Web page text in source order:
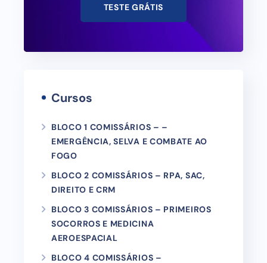
TESTE GRÁTIS
Cursos
BLOCO 1 COMISSÁRIOS – –
EMERGÊNCIA, SELVA E COMBATE AO
FOGO
BLOCO 2 COMISSÁRIOS – RPA, SAC,
DIREITO E CRM
BLOCO 3 COMISSÁRIOS – PRIMEIROS
SOCORROS E MEDICINA
AEROESPACIAL
BLOCO 4 COMISSÁRIOS –